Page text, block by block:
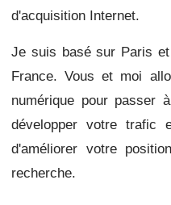
d'acquisition Internet.
Je suis basé sur Paris
France. Vous et moi
numérique pour passer
développer votre trafic
d'améliorer votre
recherche.